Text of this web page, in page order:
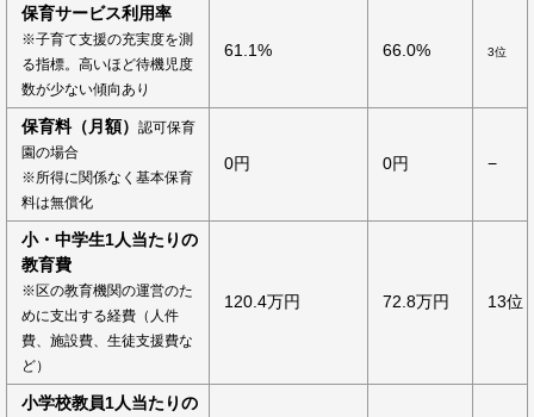
保育サービス利用率
※子育て支援の充実度を測
る指標。高いほど待機児度
数が少ない傾向あり
61.1% 66.0% 3位
保育料（月額）
認可保育
園の場合
※所得に関係なく基本保育
料は無償化
0円 0円 −
小・中学生1人当たりの
教育費
※区の教育機関の運営のた
めに支出する経費（人件
費、施設費、生徒支援費な
ど）
120.4万円 72.8万円 13位
小学校教員1人当たりの